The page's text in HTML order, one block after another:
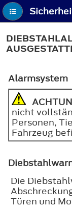
Alarmsystem
nicht
Personen,
Fahrzeug
Die
Türen und